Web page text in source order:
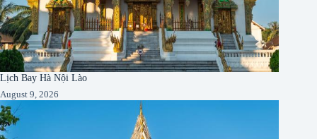
Lịch Bay Hà Nội Lào
August 9, 2026